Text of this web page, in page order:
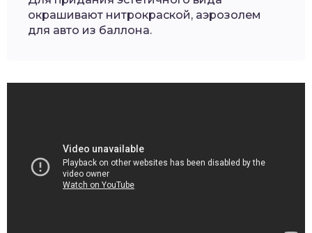
окрашивают нитрокраской, аэрозолем
для авто из баллона.